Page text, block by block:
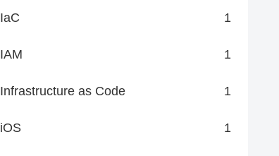
IaC 1
IAM 1
Infrastructure as Code 1
iOS 1